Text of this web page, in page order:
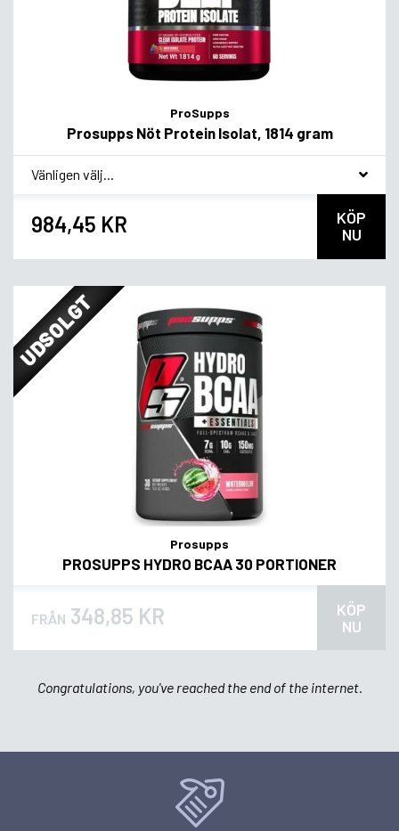
ProSupps
Prosupps Nöt Protein Isolat, 1814 gram
* Smakvariant
984,45 KR
KÖP
NU
UDSOLGT
Prosupps
PROSUPPS HYDRO BCAA 30 PORTIONER
FRÅN 348,85 KR
KÖP
NU
Congratulations, you've reached the end of the internet.